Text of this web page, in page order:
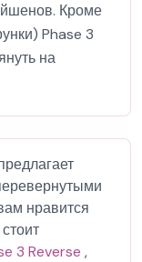
Кроме
Phase 3
на
нравится
3 Reverse ,